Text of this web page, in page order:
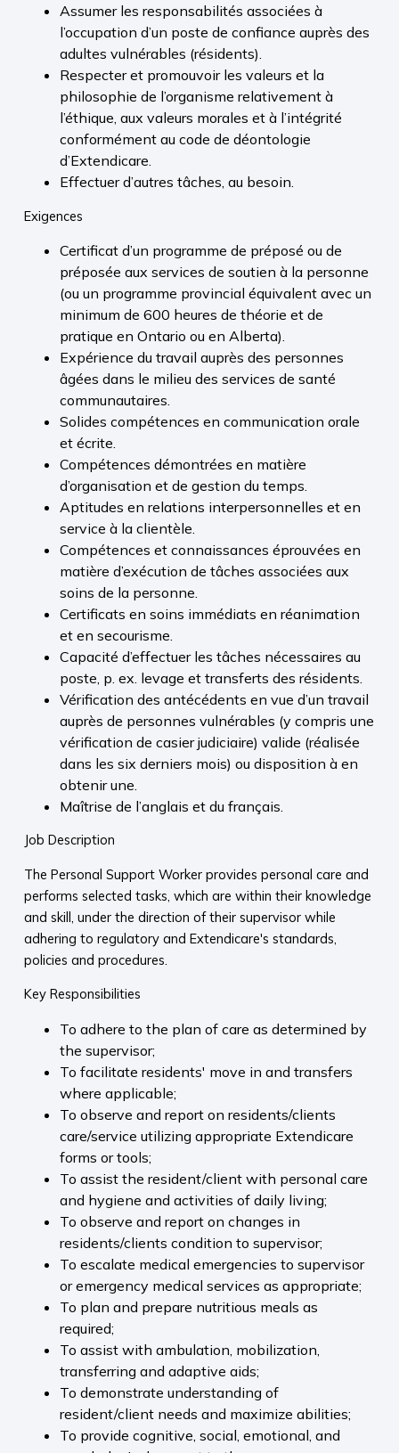
Assumer les responsabilités associées à
l’occupation d’un poste de confiance auprès des
adultes vulnérables (résidents).
Respecter et promouvoir les valeurs et la
philosophie de l’organisme relativement à
l’éthique, aux valeurs morales et à l’intégrité
conformément au code de déontologie
d’Extendicare.
Effectuer d’autres tâches, au besoin.
Exigences
Certificat d’un programme de préposé ou de
préposée aux services de soutien à la personne
(ou un programme provincial équivalent avec un
minimum de 600 heures de théorie et de
pratique en Ontario ou en Alberta).
Expérience du travail auprès des personnes
âgées dans le milieu des services de santé
communautaires.
Solides compétences en communication orale
et écrite.
Compétences démontrées en matière
d’organisation et de gestion du temps.
Aptitudes en relations interpersonnelles et en
service à la clientèle.
Compétences et connaissances éprouvées en
matière d’exécution de tâches associées aux
soins de la personne.
Certificats en soins immédiats en réanimation
et en secourisme.
Capacité d’effectuer les tâches nécessaires au
poste, p. ex. levage et transferts des résidents.
Vérification des antécédents en vue d’un travail
auprès de personnes vulnérables (y compris une
vérification de casier judiciaire) valide (réalisée
dans les six derniers mois) ou disposition à en
obtenir une.
Maîtrise de l’anglais et du français.
Job Description
The Personal Support Worker provides personal care and
performs selected tasks, which are within their knowledge
and skill, under the direction of their supervisor while
adhering to regulatory and Extendicare's standards,
policies and procedures.
Key Responsibilities
To adhere to the plan of care as determined by
the supervisor;
To facilitate residents' move in and transfers
where applicable;
To observe and report on residents/clients
care/service utilizing appropriate Extendicare
forms or tools;
To assist the resident/client with personal care
and hygiene and activities of daily living;
To observe and report on changes in
residents/clients condition to supervisor;
To escalate medical emergencies to supervisor
or emergency medical services as appropriate;
To plan and prepare nutritious meals as
required;
To assist with ambulation, mobilization,
transferring and adaptive aids;
To demonstrate understanding of
resident/client needs and maximize abilities;
To provide cognitive, social, emotional, and